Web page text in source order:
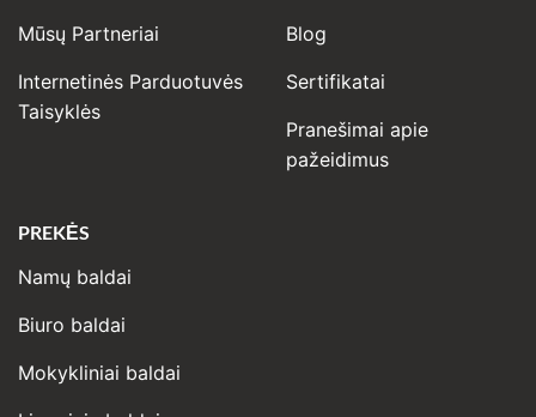
Mūsų Partneriai
Internetinės Parduotuvės
Taisyklės
Blog
Sertifikatai
Pranešimai apie
pažeidimus
PREKĖS
Namų baldai
Biuro baldai
Mokykliniai baldai